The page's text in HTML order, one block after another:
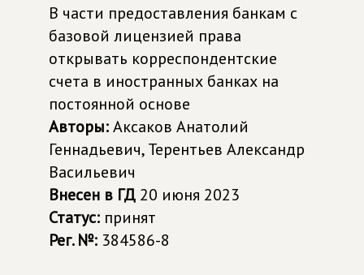
В части предоставления банкам с
базовой лицензией права
открывать корреспондентские
счета в иностранных банках на
постоянной основе
Авторы:Аксаков Анатолий
Геннадьевич, Терентьев Александр
Васильевич
Внесен в ГД 20 июня 2023
Статус: принят
Рег. №: 384586-8